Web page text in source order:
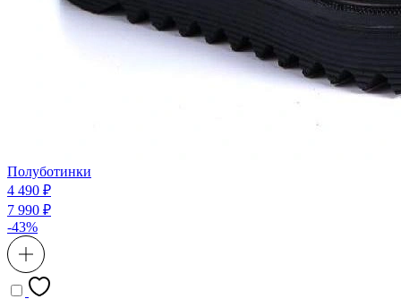
Полуботинки
4 490 ₽
7 990 ₽
-43%